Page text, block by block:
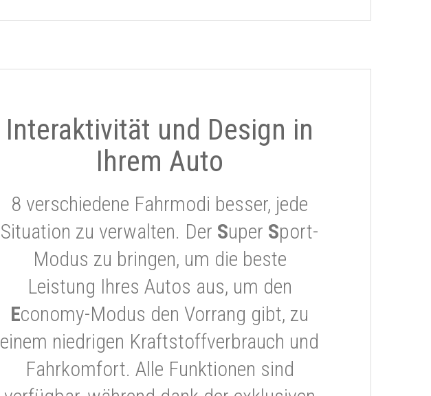
Interaktivität und Design in
Ihrem Auto
8 verschiedene Fahrmodi besser, jede
Situation zu verwalten. Der Super Sport-
Modus zu bringen, um die beste
Leistung Ihres Autos aus, um den
Economy-Modus den Vorrang gibt, zu
einem niedrigen Kraftstoffverbrauch und
Fahrkomfort. Alle Funktionen sind